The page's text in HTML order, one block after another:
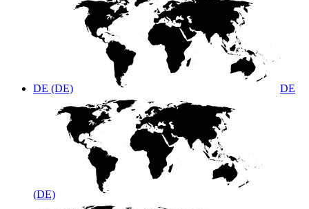
DE (DE) DE
(DE)